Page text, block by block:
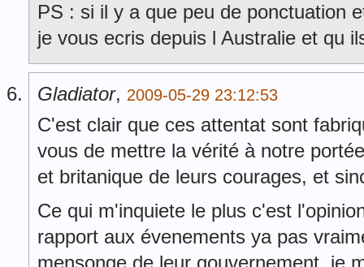
PS : si il y a que peu de ponctuation
je vous ecris depuis l Australie et qu
Gladiator, 2009-05-29 23:12:53
C'est clair que ces attentat sont
vous de mettre la vérité à notre
et britanique de leurs courages, et
Ce qui m'inquiete le plus c'est
rapport aux évenements ya pas
mensonge de leur gouvernement, je